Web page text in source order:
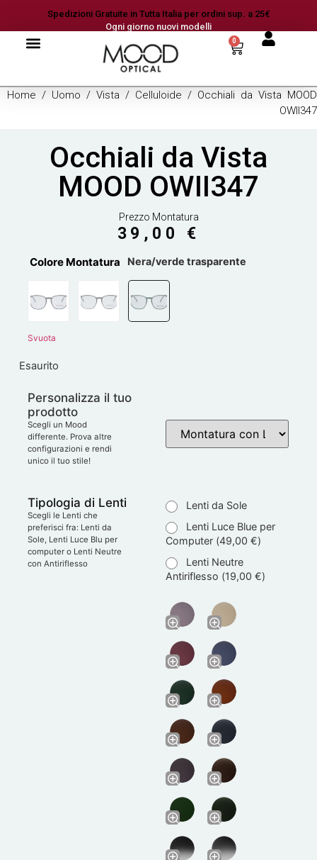
Spedizioni Gratuite in Tutta Italia per ordini sup. a 25€
Ogni giorno nuovi modelli
0
Home / Uomo / Vista / Celluloide / Occhiali da Vista MOOD
OWII347
Occhiali da Vista
MOOD OWII347
Prezzo Montatura
39,00 €
Colore Montatura Nera/verde trasparente
Svuota
Esaurito
Personalizza il tuo
prodotto
Scegli un Mood
differente. Prova altre
configurazioni e rendi
unico il tuo stile!
Tipologia di Lenti
Scegli le Lenti che
preferisci fra: Lenti da
Sole, Lenti Luce Blu per
computer o Lenti Neutre
con Antiriflesso
Lenti da Sole
Lenti Luce Blue per
Computer (49,00 €)
Lenti Neutre
Antiriflesso (19,00 €)